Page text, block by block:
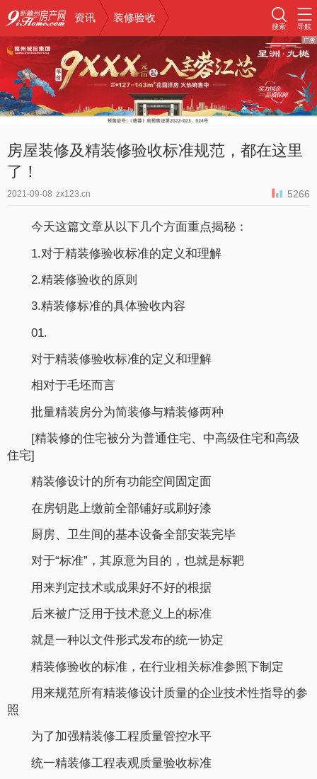
资讯 装修验收
搜索 导航
房屋装修及精装修验收标准规范，都在这里
了！
2021-09-08 zx123.cn 5266
今天这篇文章从以下几个方面重点揭秘：
1.对于精装修验收标准的定义和理解
2.精装修验收的原则
3.精装修标准的具体验收内容
01.
对于精装修验收标准的定义和理解
相对于毛坯而言
批量精装房分为简装修与精装修两种
[精装修的住宅被分为普通住宅、中高级住宅和高级
住宅]
精装修设计的所有功能空间固定面
在房钥匙上缴前全部铺好或刷好漆
厨房、卫生间的基本设备全部安装完毕
对于“标准”，其原意为目的，也就是标靶
用来判定技术或成果好不好的根据
后来被广泛用于技术意义上的标准
就是一种以文件形式发布的统一协定
精装修验收的标准，在行业相关标准参照下制定
用来规范所有精装修设计质量的企业技术性指导的参
照
为了加强精装修工程质量管控水平
统一精装修工程表观质量验收标准